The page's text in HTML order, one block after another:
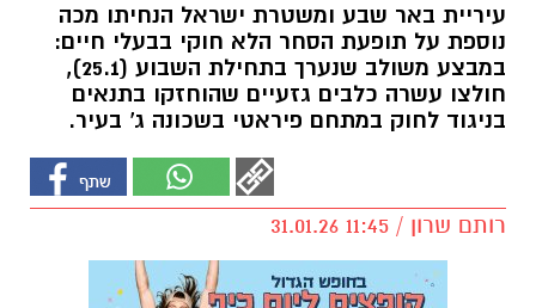
עיריית באר שבע ומשטרת ישראל הנחיתו מכה
נוספת על תופעת הסחר הלא חוקי בבעלי חיים:
במבצע משולב שנערך בתחילת השבוע (25.1),
חולצו עשרה כלבים גזעיים שהוחזקו בתנאים
בניגוד לחוק במתחם פיראטי בשכונה ג' בעיר.
רותם שרון / 11:45 31.01.26